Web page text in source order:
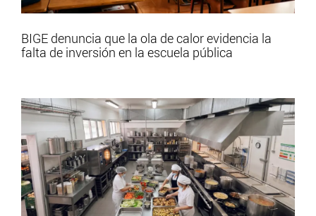
BIGE denuncia que la ola de calor evidencia la
falta de inversión en la escuela pública